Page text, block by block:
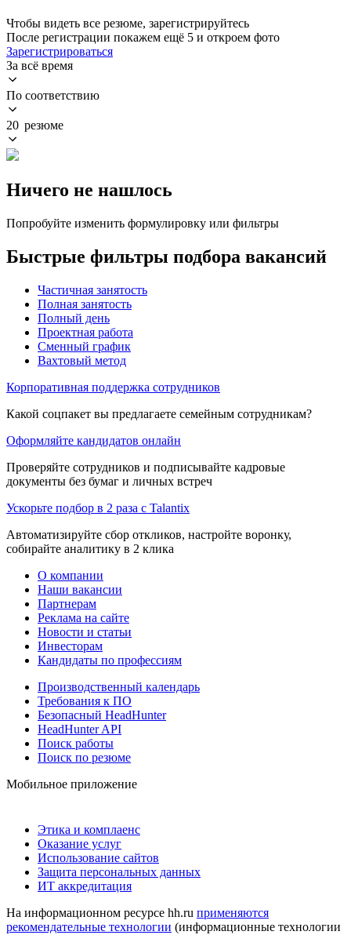
Чтобы видеть все резюме, зарегистрируйтесь
После регистрации покажем ещё 5 и откроем фото
Зарегистрироваться
За всё время
По соответствию
20 резюме
Ничего не нашлось
Попробуйте изменить формулировку или фильтры
Быстрые фильтры подбора вакансий
Частичная занятость
Полная занятость
Полный день
Проектная работа
Сменный график
Вахтовый метод
Корпоративная поддержка сотрудников
Какой соцпакет вы предлагаете семейным сотрудникам?
Оформляйте кандидатов онлайн
Проверяйте сотрудников и подписывайте кадровые
документы без бумаг и личных встреч
Ускорьте подбор в 2 раза с Talantix
Автоматизируйте сбор откликов, настройте воронку,
собирайте аналитику в 2 клика
О компании
Наши вакансии
Партнерам
Реклама на сайте
Новости и статьи
Инвесторам
Кандидаты по профессиям
Производственный календарь
Требования к ПО
Безопасный HeadHunter
HeadHunter API
Поиск работы
Поиск по резюме
Мобильное приложение
Этика и комплаенс
Оказание услуг
Использование сайтов
Защита персональных данных
ИТ аккредитация
На информационном ресурсе hh.ru применяются
рекомендательные технологии (информационные технологии